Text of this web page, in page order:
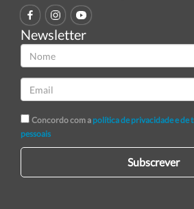
Newsletter
Concordo com a política de privacidade e de
pessoais
Subscrever